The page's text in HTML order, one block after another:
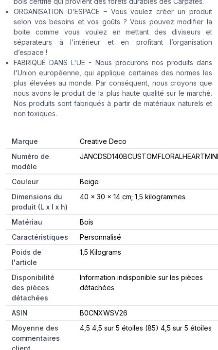
ORGANISATION D’ESPACE – Vous voulez créer un produit
selon vos besoins et vos goûts ? Vous pouvez modifier la
boite comme vous voulez en mettant des diviseurs et
séparateurs à l'intérieur et en profitant l’organisation
d’espace !
FABRIQUÉ DANS L'UE - Nous procurons nos produits dans
l'Union européenne, qui applique certaines des normes les
plus élevées au monde. Par conséquent, nous croyons que
nous avons le produit de la plus haute qualité sur le marché.
Nos produits sont fabriqués à partir de matériaux naturels et
non toxiques.
Marque
‎Creative Deco
Numéro de
modèle
Couleur
‎Beige
Dimensions du
produit (L x l x h)
‎40 x 30 x 14 cm; 1,5 kilogrammes
Matériau
‎Bois
Caractéristiques
‎Personnalisé
Poids de
l'article
‎1,5 Kilograms
Disponibilité
des pièces
détachées
‎Information indisponible sur les pièces
détachées
ASIN
B0CNXWSV26
Moyenne des
commentaires
client
4,5 4,5 sur 5 étoiles (85) 4,5 sur 5 étoiles